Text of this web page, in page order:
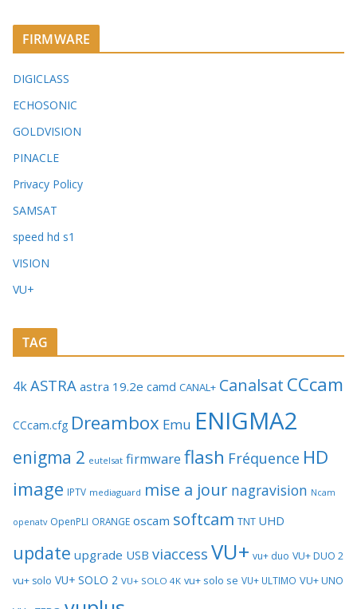
FIRMWARE
DIGICLASS
ECHOSONIC
GOLDVISION
PINACLE
Privacy Policy
SAMSAT
speed hd s1
VISION
VU+
TAG
4kASTRA astra 19.2e camd CANAL+ Canalsat CCcam
CCcam.cfg Dreambox Emu ENIGMA2
enigma 2 eutelsat firmware flash Fréquence HD
image IPTV mediaguard mise a jour nagravision Ncam
openatv OpenPLI ORANGE oscam softcam TNT UHD
update upgrade USB viaccess VU+ vu+ duo VU+ DUO 2
vu+ solo VU+ SOLO 2 VU+ SOLO 4K vu+ solo se VU+ ULTIMO VU+ UNO